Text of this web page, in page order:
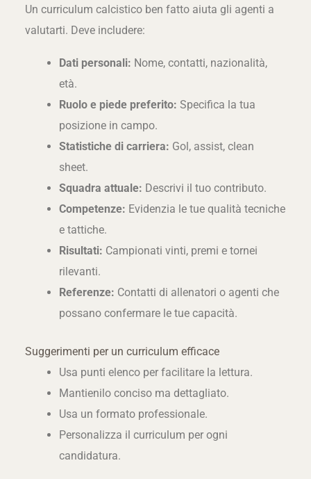
Un curriculum calcistico ben fatto aiuta gli agenti a
valutarti. Deve includere:
Dati personali: Nome, contatti, nazionalità,
età.
Ruolo e piede preferito: Specifica la tua
posizione in campo.
Statistiche di carriera: Gol, assist, clean
sheet.
Squadra attuale: Descrivi il tuo contributo.
Competenze: Evidenzia le tue qualità tecniche
e tattiche.
Risultati: Campionati vinti, premi e tornei
rilevanti.
Referenze: Contatti di allenatori o agenti che
possano confermare le tue capacità.
Suggerimenti per un curriculum efficace
Usa punti elenco per facilitare la lettura.
Mantienilo conciso ma dettagliato.
Usa un formato professionale.
Personalizza il curriculum per ogni
candidatura.